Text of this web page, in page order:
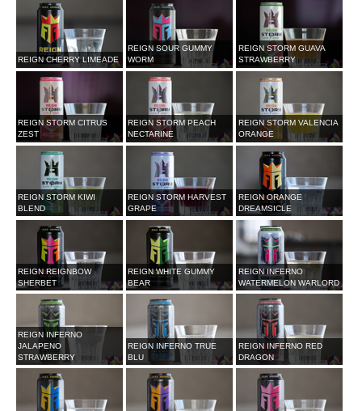
REIGN CHERRY LIMEADE
REIGN SOUR GUMMY
WORM
REIGN STORM GUAVA
STRAWBERRY
REIGN STORM CITRUS
ZEST
REIGN STORM PEACH
NECTARINE
REIGN STORM VALENCIA
ORANGE
REIGN STORM KIWI
BLEND
REIGN STORM HARVEST
GRAPE
REIGN ORANGE
DREAMSICLE
REIGN REIGNBOW
SHERBET
REIGN WHITE GUMMY
BEAR
REIGN INFERNO
WATERMELON WARLORD
REIGN INFERNO
JALAPENO
STRAWBERRY
REIGN INFERNO TRUE
BLU
REIGN INFERNO RED
DRAGON